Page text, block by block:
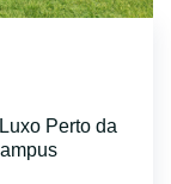
Perto da